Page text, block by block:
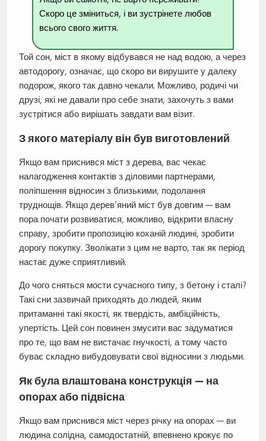
Скоро це зміниться, і ви зустрінете любов
всього свого життя.
Той сон, міст в якому відбувався не над водою, а через
автодорогу, означає, що скоро ви вирушите у далеку
подорож, якого так давно чекали. Можливо, родичі чи
друзі, які не давали про себе знати, захочуть з вами
зустрітися або вирішать завдати вам візит.
З якого матеріалу він був виготовлений
Якщо вам приснився міст з дерева, вас чекає
налагодження контактів з діловими партнерами,
поліпшення відносин з близькими, подолання
труднощів. Якщо дерев’яний міст був довгим — вам
пора почати розвиватися, можливо, відкрити власну
справу, зробити пропозицію коханій людині, зробити
дорогу покупку. Зволікати з цим не варто, так як період
настає дуже сприятливий.
До чого сняться мости сучасного типу, з бетону і сталі?
Такі сни зазвичай приходять до людей, яким
притаманні такі якості, як твердість, амбіційність,
упертість. Цей сон повинен змусити вас задуматися
про те, що вам не вистачає гнучкості, а тому часто
буває складно вибудовувати свої відносини з людьми.
Як була влаштована конструкція — на
опорах або підвісна
Якщо вам приснився міст через річку на опорах — ви
людина солідна, самодостатній, впевнено крокує по